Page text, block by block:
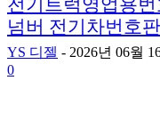
전기트럭영업용
넘버 전기차번호
YS 디젤 - 2026년 06월
0